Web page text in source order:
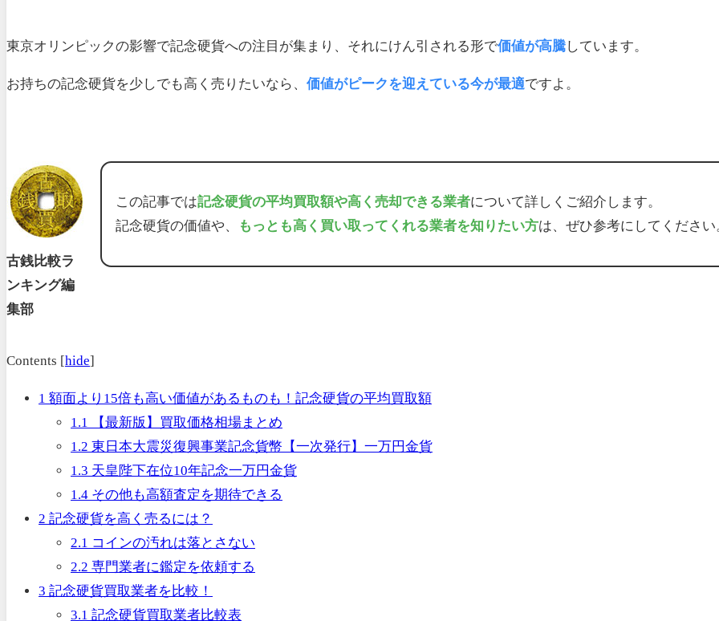
東京オリンピックの影響で記念硬貨への注目が集まり、それにけん引される形で価値が高騰しています。
お持ちの記念硬貨を少しでも高く売りたいなら、 価値がピークを迎えている今が最適ですよ。
古銭比較ラ
ンキング編
集部
この記事では記念硬貨の平均買取額や高く売却できる業者について詳しくご紹介します。
記念硬貨の価値や、
もっとも高く買い取ってくれる業者を知りたい方は、ぜひ参考にしてください
Contents [hide]
1 額面より15倍も高い価値があるものも！記念硬貨の平均買取額
1.1 【最新版】買取価格相場まとめ
1.2 東日本大震災復興事業記念貨幣【一次発行】一万円金貨
1.3 天皇陛下在位10年記念一万円金貨
1.4 その他も高額査定を期待できる
2 記念硬貨を高く売るには？
2.1 コインの汚れは落とさない
2.2 専門業者に鑑定を依頼する
3 記念硬貨買取業者を比較！
3.1 記念硬貨買取業者比較表